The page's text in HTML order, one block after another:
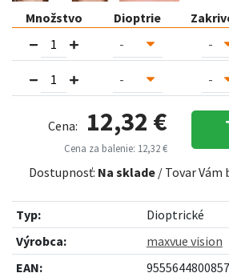
Množstvo Dioptrie
Cena: 12,32 €
Cena za balenie: 12,32 €
Dostupnosť: Na sklade / Tovar Vám
Typ:
Dioptrické
Výrobca:
maxvue vision
EAN:
9555644800857